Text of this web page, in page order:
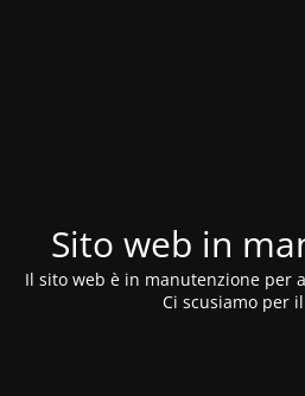
Sito web in
Il sito web è in manutenzione per
Ci scusiamo per